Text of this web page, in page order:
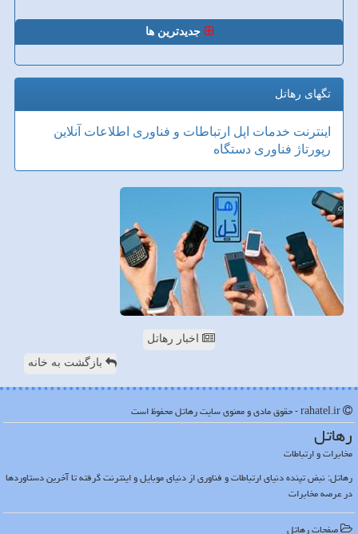
جدیدترین ها
تگهای رهاتل
اینترنت خدمات اپل ارتباطات و فناوری اطلاعات آنلاین
رپورتاژ فناوری دستگاه
اخبار رهاتل
بازگشت به خانه
رهاتل
مخابرات و ارتباطات
رهاتل: نبض تپنده دنیای ارتباطات و فناوری از دنیای موبایل و اینترنت گرفته تا آخرین دستاوردها
در عرصه مخابرات
صفحات رهاتل